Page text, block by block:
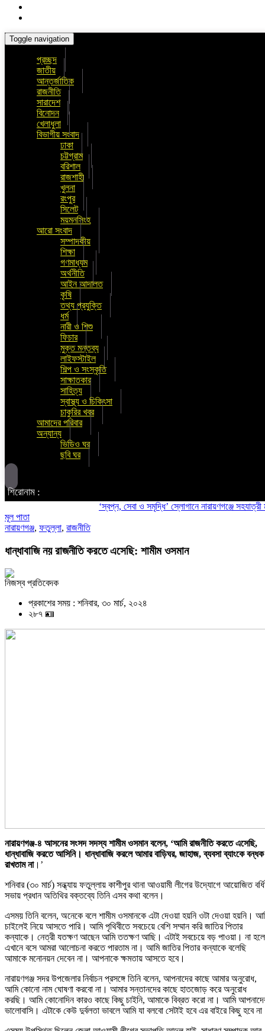
Toggle navigation
প্রচ্ছদ
জাতীয়
আন্তর্জাতিক
রাজনীতি
সারাদেশ
বিনোদন
খেলাধুলা
বিভাগীয় সংবাদ
ঢাকা
চট্টগ্রাম
বরিশাল
রাজশাহী
খুলনা
রংপুর
সিলেট
ময়মনসিংহ
আরো সংবাদ
সম্পাদকীয়
শিক্ষা
গণমাধ্যম
অর্থনীতি
আইন আদালত
কৃষি
তথ্য প্রযুক্তি
ধর্ম
নারী ও শিশু
ফিচার
মুক্ত মন্তব্য
লাইফস্টাইল
শিল্প ও সংস্কৃতি
সাক্ষাতকার
সাহিত্য
স্বাস্থ্য ও চিকিৎসা
চাকুরির খবর
আমাদের পরিবার
অন্যান্য
ভিডিও ঘর
ছবি ঘর
শিরোনাম :
‘স্বপ্ন, সেবা ও সমৃদ্ধি’ স্লোগানে নারায়ণগঞ্জে সহযাত্রী
মূল পাতা
নারায়ণগঞ্জ, ফতুল্লা, রাজনীতি
ধান্ধাবাজি নয় রাজনীতি করতে এসেছি: শামীম ওসমান
নিজস্ব প্রতিবেদক
প্রকাশের সময় : শনিবার, ৩০ মার্চ, ২০২৪
২৮৭ 🪪
নারায়ণগঞ্জ-৪ আসনের সংসদ সদস্য শামীম ওসমান বলেন, ‘আমি রাজনীতি করতে এসেছি,
ধান্ধাবাজি করতে আসিনি। ধান্ধাবাজি করলে আমার বাড়িঘর, জাহাজ, ব্যবসা ব্যাংকে বন্ধক
রাখতাম না।’
শনিবার (৩০ মার্চ) সন্ধ্যায় ফতুল্লায় কাশীপুর থানা আওয়ামী লীগের উদ্যোগে আয়োজিত
সভায় প্রধান অতিথির বক্তব্যে তিনি এসব কথা বলেন।
এসময় তিনি বলেন, অনেকে বলে শামীম ওসমানকে এটা দেওয়া হয়নি ওটা দেওয়া হয়নি।
চাইলেই নিয়ে আসতে পারি। আমি পৃথিবীতে সবচেয়ে বেশি সম্মান করি জাতির পিতার
কন্যাকে। নেত্রী যতক্ষণ আছেন আমি ততক্ষণ আছি। এটাই সবচেয়ে বড় পাওয়া। না হলে
এখানে বসে আমরা আলোচনা করতে পারতাম না। আমি জাতির পিতার কন্যাকে বলেছি
আমাকে মনোনয়ন দেবেন না। আপনাকে ক্ষমতায় আসতে হবে।
নারায়ণগঞ্জ সদর উপজেলার নির্বাচন প্রসঙ্গে তিনি বলেন, আপনাদের কাছে আমার অনুরোধ,
আমি কোনো নাম ঘোষণা করবো না। আমার সন্তানদের কাছে হাতজোড় করে অনুরোধ
করছি। আমি কোনোদিন কারও কাছে কিছু চাইনি, আমাকে বিব্রত করো না। আমি
ভালোবাসি। এটাকে কেউ দুর্বলতা ভাবলে আমি যা বলবো সেটাই হবে এর বাইরে কিছু হবে